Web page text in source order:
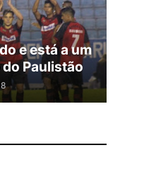
e está a um
Paulistão